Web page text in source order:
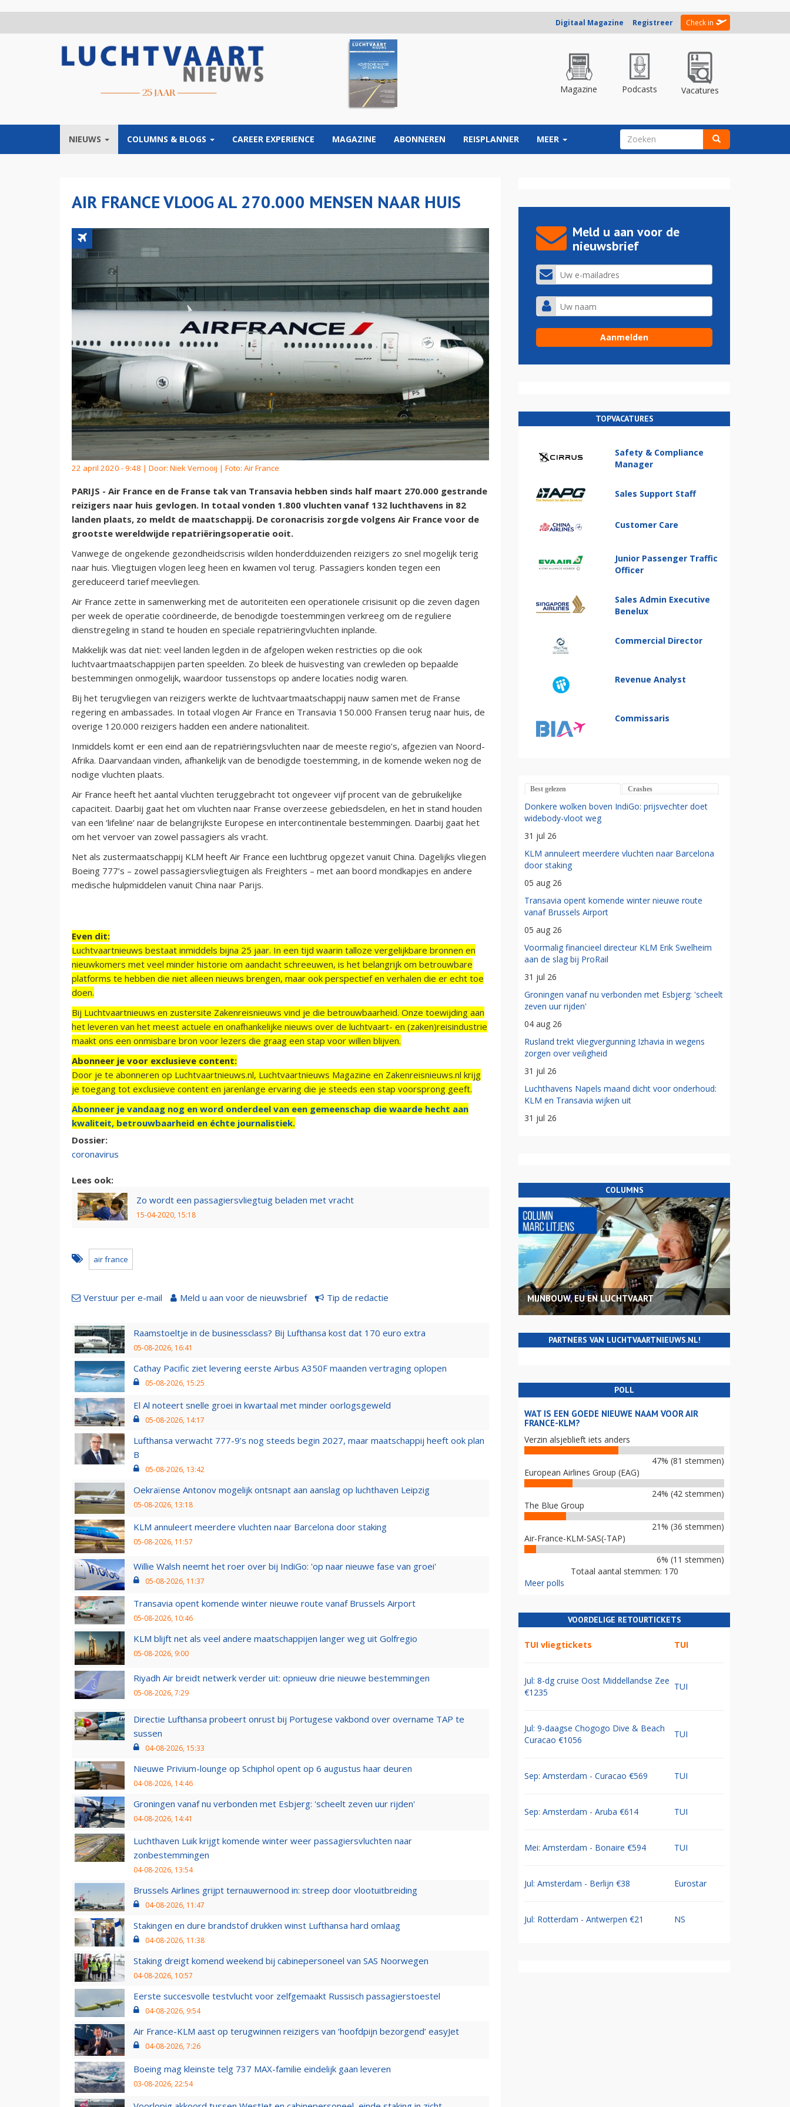
Digitaal Magazine Registreer Check in
Magazine Podcasts Vacatures
NIEUWS COLUMNS & BLOGS CAREER EXPERIENCE MAGAZINE ABONNEREN REISPLANNER MEER ZOEKVELD
AIR FRANCE VLOOG AL 270.000 MENSEN NAAR HUIS
22 april 2020 - 9:48 | Door: Niek Vernooij | Foto: Air France
PARIJS - Air France en de Franse tak van Transavia hebben sinds half maart 270.000 gestrande
reizigers naar huis gevlogen. In totaal vonden 1.800 vluchten vanaf 132 luchthavens in 82
landen plaats, zo meldt de maatschappij. De coronacrisis zorgde volgens Air France voor de
grootste wereldwijde repatriëringsoperatie ooit.
Vanwege de ongekende gezondheidscrisis wilden honderdduizenden reizigers zo snel mogelijk terig
naar huis. Vliegtuigen vlogen leeg heen en kwamen vol terug. Passagiers konden tegen een
gereduceerd tarief meevliegen.
Air France zette in samenwerking met de autoriteiten een operationele crisisunit op die zeven dagen
per week de operatie coördineerde, de benodigde toestemmingen verkreeg om de reguliere
dienstregeling in stand te houden en speciale repatriëringvluchten inplande.
Makkelijk was dat niet: veel landen legden in de afgelopen weken restricties op die ook
luchtvaartmaatschappijen parten speelden. Zo bleek de huisvesting van crewleden op bepaalde
bestemmingen onmogelijk, waardoor tussenstops op andere locaties nodig waren.
Bij het terugvliegen van reizigers werkte de luchtvaartmaatschappij nauw samen met de Franse
regering en ambassades. In totaal vlogen Air France en Transavia 150.000 Fransen terug naar huis, de
overige 120.000 reizigers hadden een andere nationaliteit.
Inmiddels komt er een eind aan de repatriëringsvluchten naar de meeste regio’s, afgezien van Noord-
Afrika. Daarvandaan vinden, afhankelijk van de benodigde toestemming, in de komende weken nog de
nodige vluchten plaats.
Air France heeft het aantal vluchten teruggebracht tot ongeveer vijf procent van de gebruikelijke
capaciteit. Daarbij gaat het om vluchten naar Franse overzeese gebiedsdelen, en het in stand houden
van een ‘lifeline’ naar de belangrijkste Europese en intercontinentale bestemmingen. Daarbij gaat het
om het vervoer van zowel passagiers als vracht.
Net als zustermaatschappij KLM heeft Air France een luchtbrug opgezet vanuit China. Dagelijks vliegen
Boeing 777’s – zowel passagiersvliegtuigen als Freighters – met aan boord mondkapjes en andere
medische hulpmiddelen vanuit China naar Parijs.
Even dit:
Luchtvaartnieuws bestaat inmiddels bijna 25 jaar. In een tijd waarin talloze vergelijkbare bronnen en
nieuwkomers met veel minder historie om aandacht schreeuwen, is het belangrijk om betrouwbare
platforms te hebben die niet alleen nieuws brengen, maar ook perspectief en verhalen die er echt toe
doen.
Bij Luchtvaartnieuws en zustersite Zakenreisnieuws vind je die betrouwbaarheid. Onze toewijding aan
het leveren van het meest actuele en onafhankelijke nieuws over de luchtvaart- en (zaken)reisindustrie
maakt ons een onmisbare bron voor lezers die graag een stap voor willen blijven.
Abonneer je voor exclusieve content:
Door je te abonneren op Luchtvaartnieuws.nl, Luchtvaartnieuws Magazine en Zakenreisnieuws.nl krijg
je toegang tot exclusieve content en jarenlange ervaring die je steeds een stap voorsprong geeft.
Abonneer je vandaag nog en word onderdeel van een gemeenschap die waarde hecht aan
kwaliteit, betrouwbaarheid en échte journalistiek.
Dossier:
coronavirus
Lees ook:
Zo wordt een passagiersvliegtuig beladen met vracht
15-04-2020, 15:18
air france
Verstuur per e-mail Meld u aan voor de nieuwsbrief Tip de redactie
Raamstoeltje in de businessclass? Bij Lufthansa kost dat 170 euro extra
05-08-2026, 16:41
Cathay Pacific ziet levering eerste Airbus A350F maanden vertraging oplopen
05-08-2026, 15:25
El Al noteert snelle groei in kwartaal met minder oorlogsgeweld
05-08-2026, 14:17
Lufthansa verwacht 777-9’s nog steeds begin 2027, maar maatschappij heeft ook plan
B
05-08-2026, 13:42
Oekraïense Antonov mogelijk ontsnapt aan aanslag op luchthaven Leipzig
05-08-2026, 13:18
KLM annuleert meerdere vluchten naar Barcelona door staking
05-08-2026, 11:57
Willie Walsh neemt het roer over bij IndiGo: 'op naar nieuwe fase van groei'
05-08-2026, 11:37
Transavia opent komende winter nieuwe route vanaf Brussels Airport
05-08-2026, 10:46
KLM blijft net als veel andere maatschappijen langer weg uit Golfregio
05-08-2026, 9:00
Riyadh Air breidt netwerk verder uit: opnieuw drie nieuwe bestemmingen
05-08-2026, 7:29
Directie Lufthansa probeert onrust bij Portugese vakbond over overname TAP te
sussen
04-08-2026, 15:33
Nieuwe Privium-lounge op Schiphol opent op 6 augustus haar deuren
04-08-2026, 14:46
Groningen vanaf nu verbonden met Esbjerg: 'scheelt zeven uur rijden'
04-08-2026, 14:41
Luchthaven Luik krijgt komende winter weer passagiersvluchten naar
zonbestemmingen
04-08-2026, 13:54
Brussels Airlines grijpt ternauwernood in: streep door vlootuitbreiding
04-08-2026, 11:47
Stakingen en dure brandstof drukken winst Lufthansa hard omlaag
04-08-2026, 11:38
Staking dreigt komend weekend bij cabinepersoneel van SAS Noorwegen
04-08-2026, 10:57
Eerste succesvolle testvlucht voor zelfgemaakt Russisch passagierstoestel
04-08-2026, 9:54
Air France-KLM aast op terugwinnen reizigers van ‘hoofdpijn bezorgend’ easyJet
04-08-2026, 7:26
Boeing mag kleinste telg 737 MAX-familie eindelijk gaan leveren
03-08-2026, 22:54
Meld u aan voor de
nieuwsbrief
TOPVACATURES
Safety & Compliance
Manager
Sales Support Staff
Customer Care
Junior Passenger Traffic
Officer
Sales Admin Executive
Benelux
Commercial Director
Revenue Analyst
Commissaris
Best gelezen Crashes
Donkere wolken boven IndiGo: prijsvechter doet
widebody-vloot weg
31 jul 26
KLM annuleert meerdere vluchten naar Barcelona
door staking
05 aug 26
Transavia opent komende winter nieuwe route
vanaf Brussels Airport
05 aug 26
Voormalig financieel directeur KLM Erik Swelheim
aan de slag bij ProRail
31 jul 26
Groningen vanaf nu verbonden met Esbjerg: 'scheelt
zeven uur rijden'
04 aug 26
Rusland trekt vliegvergunning Izhavia in wegens
zorgen over veiligheid
31 jul 26
Luchthavens Napels maand dicht voor onderhoud:
KLM en Transavia wijken uit
31 jul 26
COLUMNS
MIJNBOUW, EU EN LUCHTVAART
PARTNERS VAN LUCHTVAARTNIEUWS.NL!
POLL
WAT IS EEN GOEDE NIEUWE NAAM VOOR AIR
FRANCE-KLM?
Verzin alsjeblieft iets anders
47% (81 stemmen)
European Airlines Group (EAG)
24% (42 stemmen)
The Blue Group
21% (36 stemmen)
Air-France-KLM-SAS(-TAP)
6% (11 stemmen)
Totaal aantal stemmen: 170
Meer polls
VOORDELIGE RETOURTICKETS
TUI vliegtickets TUI
Jul: 8-dg cruise Oost Middellandse Zee
€1235
TUI
Jul: 9-daagse Chogogo Dive & Beach
Curacao €1056
TUI
Sep: Amsterdam - Curacao €569 TUI
Sep: Amsterdam - Aruba €614 TUI
Mei: Amsterdam - Bonaire €594 TUI
Jul: Amsterdam - Berlijn €38 Eurostar
Jul: Rotterdam - Antwerpen €21 NS